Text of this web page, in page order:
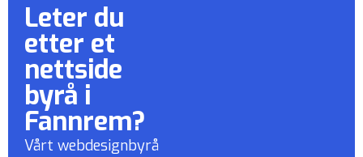
Leter du
etter et
nettside
byrå i
Fannrem?
Vårt webdesignbyrå